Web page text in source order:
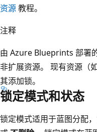
资源教程。
注释
由 Azure Blueprints 部署
非扩展资源。 现有资源（
其添加锁。
锁定模式和状态
锁定模式适用于蓝图分配